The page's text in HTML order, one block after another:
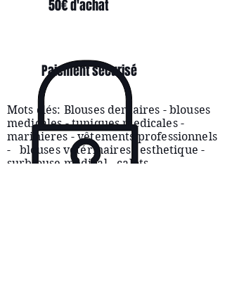
50€ d'achat
Paiement sécurisé
Mots clés: Blouses dentaires - blouses
medicales - tuniques medicales -
marinieres -vêtements professionnels
- blouses vétérinaires - esthetique -
surblouse medical - calots